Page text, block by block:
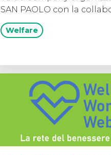
SAN PAOLO con la
Welfare